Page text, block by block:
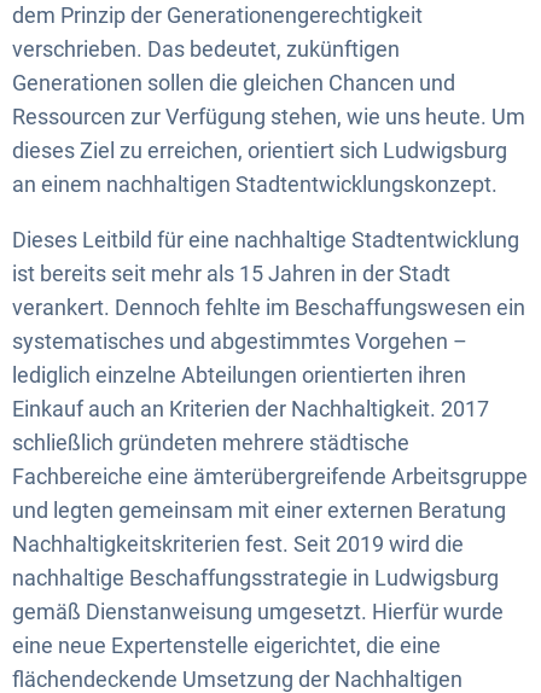
dem Prinzip der Generationengerechtigkeit
verschrieben. Das bedeutet, zukünftigen
Generationen sollen die gleichen Chancen und
Ressourcen zur Verfügung stehen, wie uns heute. Um
dieses Ziel zu erreichen, orientiert sich Ludwigsburg
an einem nachhaltigen Stadtentwicklungskonzept.
Dieses Leitbild für eine nachhaltige Stadtentwicklung
ist bereits seit mehr als 15 Jahren in der Stadt
verankert. Dennoch fehlte im Beschaffungswesen ein
systematisches und abgestimmtes Vorgehen –
lediglich einzelne Abteilungen orientierten ihren
Einkauf auch an Kriterien der Nachhaltigkeit. 2017
schließlich gründeten mehrere städtische
Fachbereiche eine ämterübergreifende Arbeitsgruppe
und legten gemeinsam mit einer externen Beratung
Nachhaltigkeitskriterien fest. Seit 2019 wird die
nachhaltige Beschaffungsstrategie in Ludwigsburg
gemäß Dienstanweisung umgesetzt. Hierfür wurde
eine neue Expertenstelle eigerichtet, die eine
flächendeckende Umsetzung der Nachhaltigen